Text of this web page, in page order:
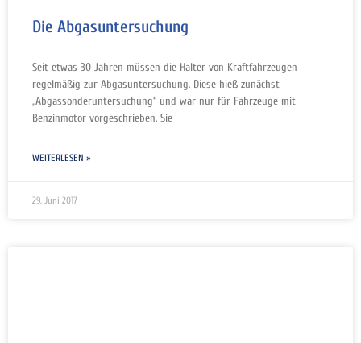
Die Abgasuntersuchung
Seit etwas 30 Jahren müssen die Halter von Kraftfahrzeugen
regelmäßig zur Abgasuntersuchung. Diese hieß zunächst
„Abgassonderuntersuchung“ und war nur für Fahrzeuge mit
Benzinmotor vorgeschrieben. Sie
WEITERLESEN »
29. Juni 2017